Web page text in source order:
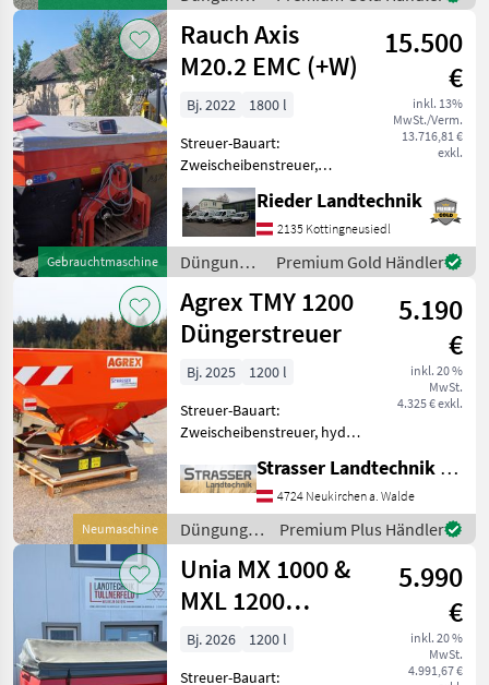
Schieberöffnung mit Streu
und
Beregnung
/ Vicon
Gebrauchtmaschine
Rauch Axis
M20.2 EMC (+W)
15.500
€
inkl. 13%
MwSt./Verm.
13.716,81 €
exkl.
Bj. 2022
1800 l
Streuer-Bauart:
Zweischeibenstreuer,
Abdrehprobenset, hydr.
Betätigung,
Grenzstreueinrichtung,
Streumengenverstellung
Schöner , junger Streuer mit
Bedienterminal QUANTRO
Rieder Landtechnik
2135 Kottingneusiedl
Düngung
und
Beregnung
/ Rauch
Premium Gold Händler
Neumaschine
Agrex TMY 1200
Düngerstreuer
5.190
€
inkl. 20 %
MwSt.
4.325 € exkl.
Bj. 2025
1200 l
Streuer-Bauart:
Zweischeibenstreuer, hydr.
Grenzstreueinrichtung,
Streumengenverstellung -
Grenzstreueinrichtung
hydraulisch - LED
Beleuchtung - hydraulis
Strasser Landtechnik GmbH
4724 Neukirchen a. Walde
Düngung
und
Beregnung
/ Agrex
Premium Plus Händler
Unia MX 1000 &
MXL 1200
ISOBUS
5.990
€
inkl. 20 %
MwSt.
4.991,67 €
Bj. 2026
1200 l
Streuer-Bauart: